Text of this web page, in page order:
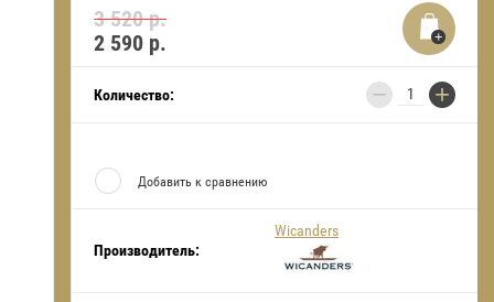
3 520 р.
2 590 р.
Количество: − +
Добавить к сравнению
Производитель:
Wicanders